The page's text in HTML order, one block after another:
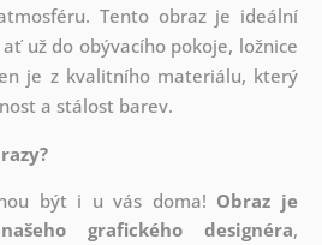
Tento obraz je ideální
už do obývacího pokoje, ložnice
je z kvalitního materiálu, který
a stálost barev.
být i u vás doma! Obraz je
grafického designéra,